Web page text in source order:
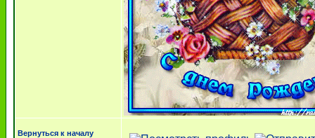
Вернуться к началу